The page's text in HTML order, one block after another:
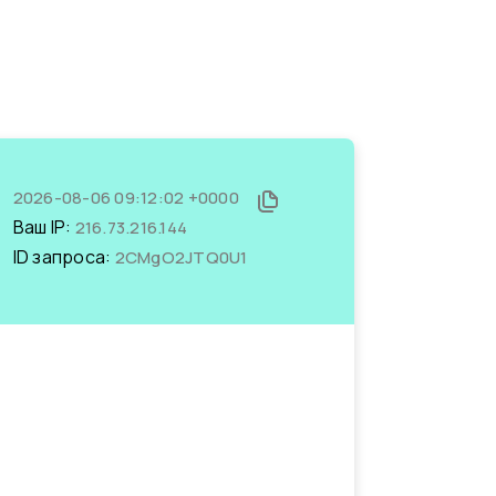
2026-08-06 09:12:02 +0000
Ваш IP: 216.73.216.144
ID запроса: 2CMgO2JTQ0U1